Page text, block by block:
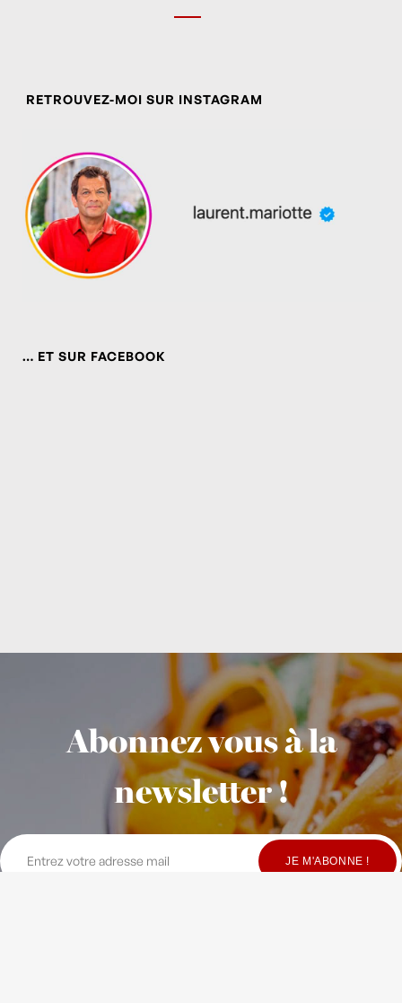
RETROUVEZ-MOI SUR INSTAGRAM
… ET SUR FACEBOOK
Abonnez vous à la
newsletter !